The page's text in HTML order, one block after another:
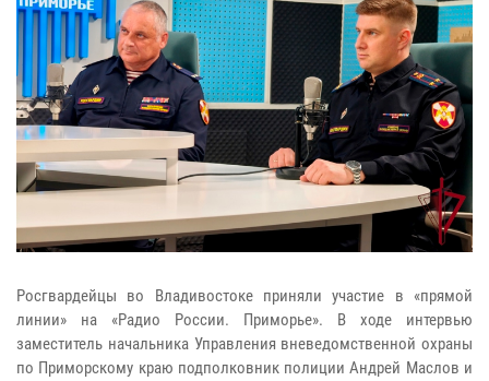
Росгвардейцы во Владивостоке приняли участие в «прямой
линии» на «Радио России. Приморье». В ходе интервью
заместитель начальника Управления вневедомственной охраны
по Приморскому краю подполковник полиции Андрей Маслов и